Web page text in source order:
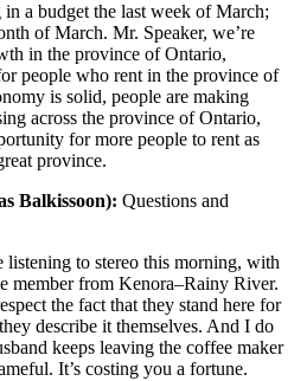
a budget the last week of March;
of March. Mr. Speaker, we’re
in the province of Ontario,
people who rent in the province of
is solid, people are making
across the province of Ontario,
for more people to rent as
province.
Balkissoon): Questions and
listening to stereo this morning, with
member from Kenora–Rainy River.
the fact that they stand here for
describe it themselves. And I do
keeps leaving the coffee maker
It’s costing you a fortune.